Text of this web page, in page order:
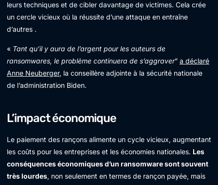
leurs techniques et de cibler davantage de victimes. Cela crée
un cercle vicieux où la réussite d’une attaque en entraîne
d’autres .
« Tant qu’il y aura de l’argent pour les auteurs de
ransomwares, le problème continuera de s’aggraver” a déclaré
Anne Neuberger, la conseillère adjointe à la sécurité nationale
de l’administration Biden.
L’impact économique
Le paiement des rançons alimente un cycle vicieux, augmentant
les coûts pour les entreprises et les économies nationales. Les
conséquences économiques d’un ransomware sont souvent
très lourdes, non seulement en termes de rançon payée, mais